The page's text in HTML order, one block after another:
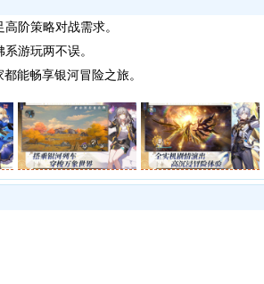
阶策略对战需求。
游玩两不误。
能畅享银河冒险之旅。